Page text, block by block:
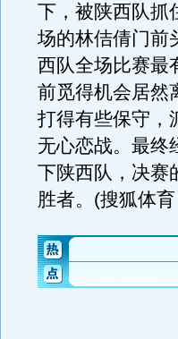
下，被陕西队抓
场的林佶倩门前
西队全场比赛最
前觅得机会居然
打得有些保守，
无心恋战。最终
下陕西队，决赛
胜者。(搜狐体